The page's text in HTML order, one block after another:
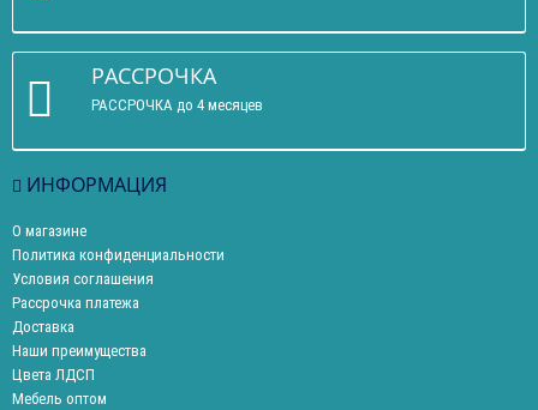
РАССРОЧКА
РАССРОЧКА до 4 месяцев
ИНФОРМАЦИЯ
О магазине
Политика конфиденциальности
Условия соглашения
Рассрочка платежа
Доставка
Наши преимущества
Цвета ЛДСП
Мебель оптом